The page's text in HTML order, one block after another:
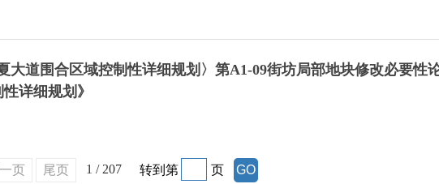
大道围合区域控制性详细规划〉第A1-09街坊局部地块修改必要性
详细规划》
页 尾页 1 / 207 转到第 页